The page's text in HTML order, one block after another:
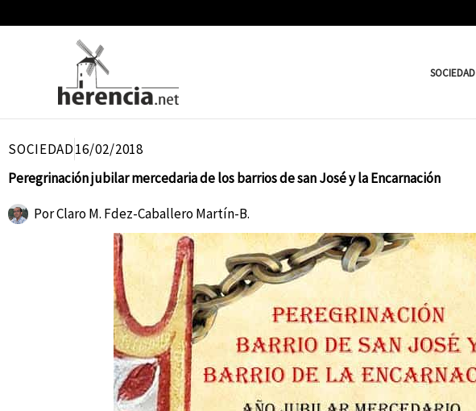
SOCIEDAD
SOCIEDAD16/02/2018
Peregrinación jubilar mercedaria de los barrios de san José y la Encarnación
PorClaro M. Fdez-Caballero Martín-B.